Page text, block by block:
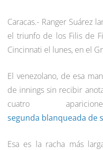
Caracas.- Ranger Suárez
el triunfo de los Filis de
Cincinnati el lunes, en el
El venezolano, de esa
de innings sin recibir
cuatro
segunda blanqueada de
Esa es la racha más